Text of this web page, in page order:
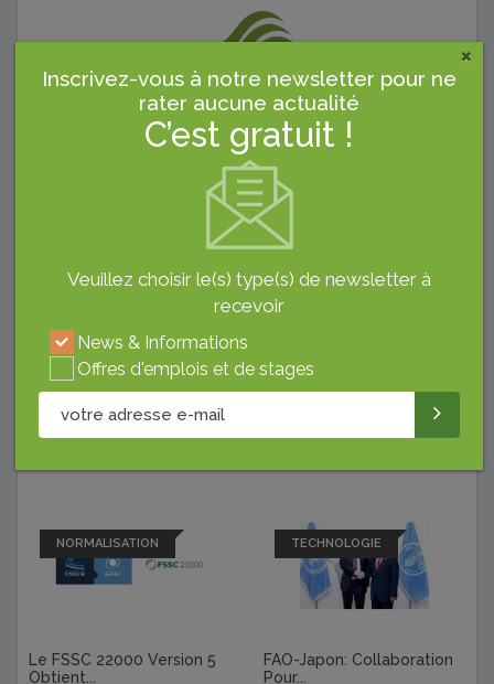
The FOODESHOW 2020,
La Fondation FSSC 22000
NORMALISATION
Le FSSC 22000 Version 5
Obtient...
TECHNOLOGIE
FAO-Japon: Collaboration
Pour...
×
Inscrivez-vous à notre newsletter pour ne
rater aucune actualité
C’est gratuit !
Veuillez choisir le(s) type(s) de newsletter à
recevoir
News & Informations
Offres d'emplois et de stages